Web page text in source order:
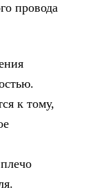
провода
к тому,